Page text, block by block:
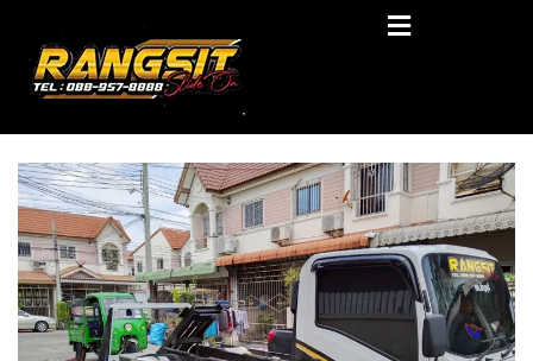
content
RANGSIT SlideON
รถยก168 รถสไลด์รังสิต รถสไลด์ ราคาถูก